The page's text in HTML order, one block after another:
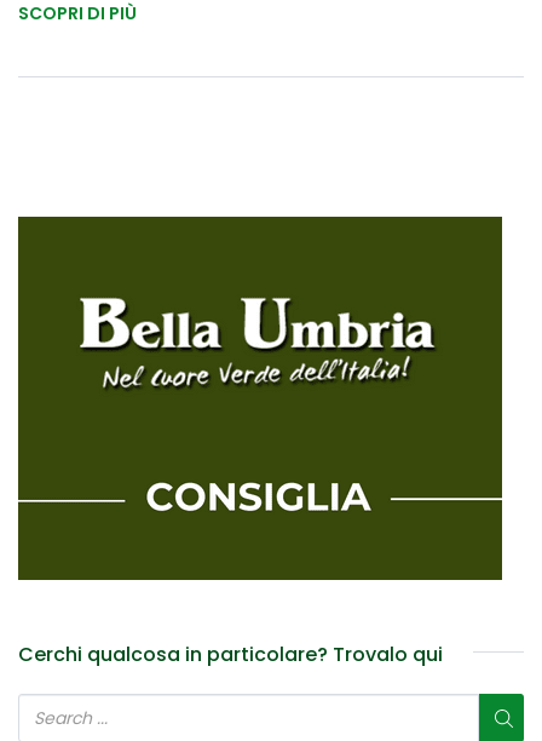
SCOPRI DI PIÙ
Cerchi qualcosa in particolare? Trovalo qui